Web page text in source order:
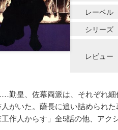
レーベル
シリーズ
レビュー
勤皇、佐幕両派は、それぞれ細
人がいた。薩長に追い詰められ
工作人からす」全5話の他、アク